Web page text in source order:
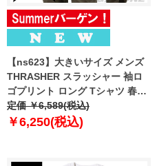
【ns623】大きいサイズ メンズ
THRASHER スラッシャー 袖ロ
ゴプリント ロング Tシャツ 春夏
新作 th26sp01k 【fre】
定価 ￥6,589(税込)
￥6,250(税込)